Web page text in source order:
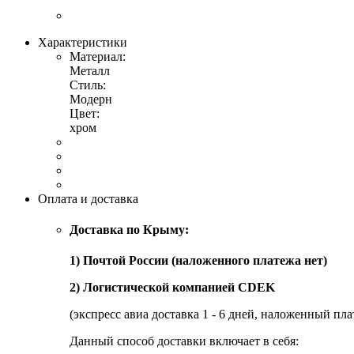
Характеристики
Материал:
Металл
Стиль:
Модерн
Цвет:
хром
Оплата и доставка
Доставка по Крыму:
1) Почтой России (наложенного платежа нет)
2) Логистической компанией CDEK
(экспресс авиа доставка 1 - 6 дней, наложенный
Данный способ доставки включает в себя: